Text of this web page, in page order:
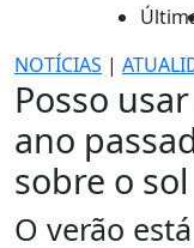
NOTÍCIAS |
Posso
ano
sobre o sol
O verão